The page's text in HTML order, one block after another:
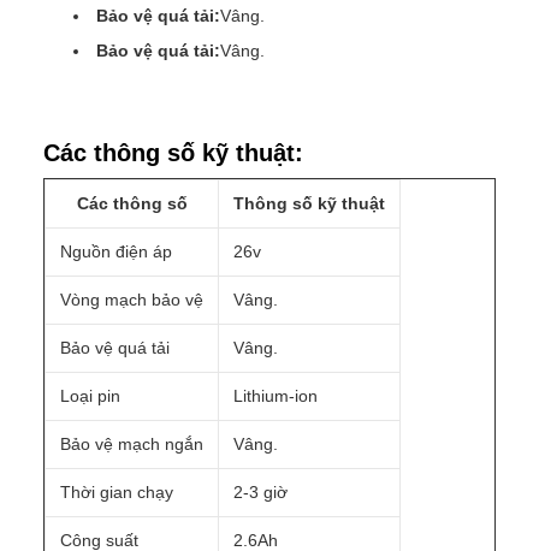
Bảo vệ quá tải:Vâng.
Bảo vệ quá tải:Vâng.
Các thông số kỹ thuật:
Các thông số Thông số kỹ thuật
Nguồn điện áp 26v
Vòng mạch bảo vệ Vâng.
Bảo vệ quá tải Vâng.
Loại pin Lithium-ion
Bảo vệ mạch ngắn Vâng.
Thời gian chạy 2-3 giờ
Công suất 2.6Ah